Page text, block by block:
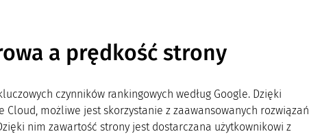
a prędkość strony
czynników rankingowych według Google. Dzięki
Cloud, możliwe jest skorzystanie z zaawansowanych rozwiązań
nim zawartość strony jest dostarczana użytkownikowi z